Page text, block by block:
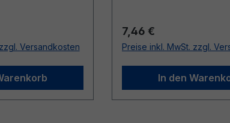
Versandkosten
Regulärer Preis:
7,46 €
Preise inkl. MwSt. zzgl.
In den